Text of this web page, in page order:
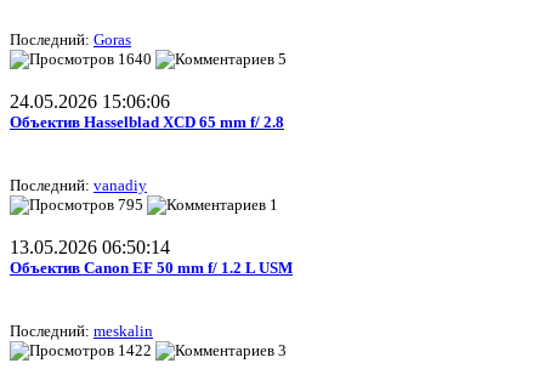
Последний: Goras
1640
5
24.05.2026 15:06:06
Объектив Hasselblad XCD 65 mm f/ 2.8
Последний: vanadiy
795
1
13.05.2026 06:50:14
Объектив Canon EF 50 mm f/ 1.2 L USM
Последний: meskalin
1422
3